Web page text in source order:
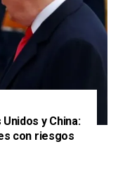
y China:
con riesgos